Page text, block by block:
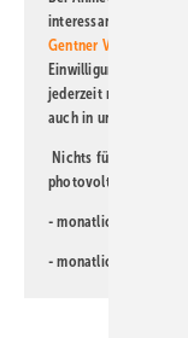
interessante Verlags-
Gentner Verlag GmbH
Einwilligung kann ich
jederzeit möglich.
auch in unserer
Nichts für Sie dabei?
photovoltaik-
- monatlicher
- monatlicher